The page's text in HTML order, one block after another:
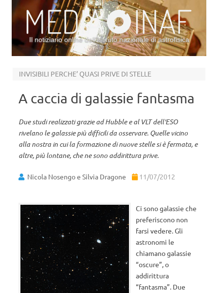
Il notiziario online dell’Istituto nazionale di astrofisica
INVISIBILI PERCHE’ QUASI PRIVE DI STELLE
A caccia di galassie fantasma
Due studi realizzati grazie ad Hubble e al VLT dell'ESO
rivelano le galassie più difficili da osservare. Quelle vicino
alla nostra in cui la formazione di nuove stelle si è fermata, e
altre, più lontane, che ne sono addirittura prive.
Nicola Nosengo e Silvia Dragone 11/07/2012
Ci sono galassie che
preferiscono non
farsi vedere. Gli
astronomi le
chiamano galassie
“oscure”, o
addirittura
“fantasma”. Due